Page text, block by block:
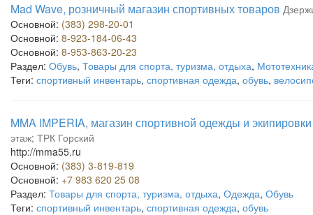
Mad Wave, розничный магазин спортивных товаров
Основной: (383) 298-20-01
Основной: 8-923-184-06-43
Основной: 8-953-863-20-23
Раздел: Обувь, Товары для спорта, туризма, отдыха,
Теги: спортивный инвентарь, спортивная одежда, обувь,
MMA IMPERIA, магазин спортивной одежды и экипировки
этаж; ТРК Горский
http://mma55.ru
Основной: (383) 3-819-819
Основной: +7 983 620 25 08
Раздел: Товары для спорта, туризма, отдыха, Одежда, Обувь
Теги: спортивный инвентарь, спортивная одежда, обувь